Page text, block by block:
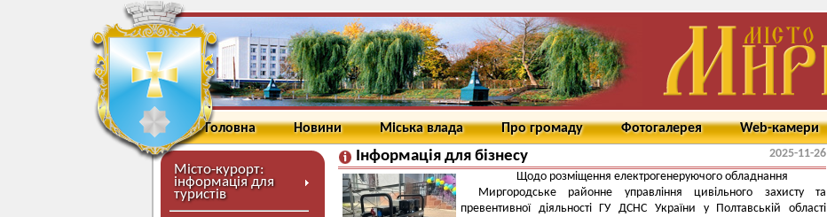
Головна Новини Міська влада Про громаду Фотогалерея Web-камери
Місто-курорт:
інформація для
туристів
Інформація для бізнесу 2025-11-26
Щодо розміщення електрогенеруючого обладнання
Миргородське районне управління цивільного захисту та
превентивної діяльності ГУ ДСНС України у Полтавській області